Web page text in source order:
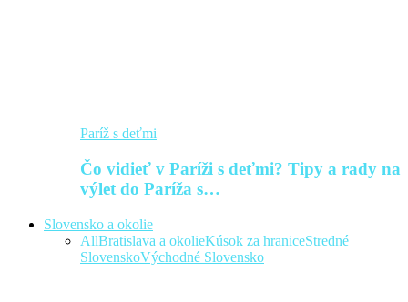
Paríž s deťmi
Čo vidieť v Paríži s deťmi? Tipy a rady na
výlet do Paríža s…
Slovensko a okolie
AllBratislava a okolieKúsok za hraniceStredné
SlovenskoVýchodné Slovensko